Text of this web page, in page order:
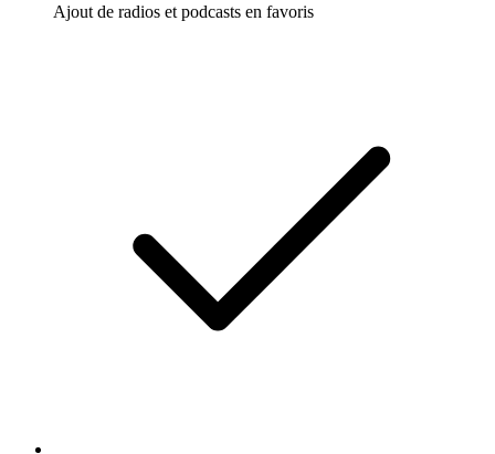
Ajout de radios et podcasts en favoris